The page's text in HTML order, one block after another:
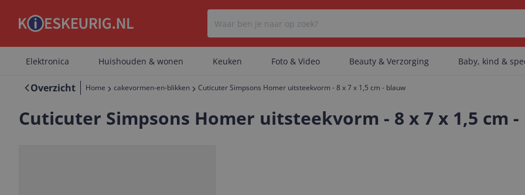
Er zijn geen categorieën gevonden.
Elektronica Huishouden & wonen Keuken Foto & Video Beauty & Verzorging Baby, kind &
Overzicht Home cakevormen-en-blikken Cuticuter Simpsons Homer uitsteekvorm - 8 x 7 x 1,5 cm - blauw
Cuticuter Simpsons Homer uitsteekvorm - 8 x 7 x 1,5 cm